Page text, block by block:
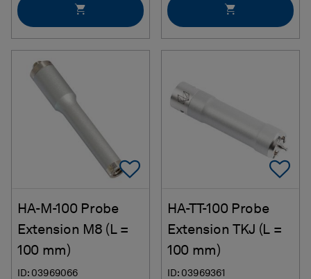
Add To Favorites
HA-M-100 Probe
Extension M8 (L =
100 mm)
ID: 03969066
HA-TT-100 Probe
Extension TKJ (L =
100 mm)
ID: 03969361